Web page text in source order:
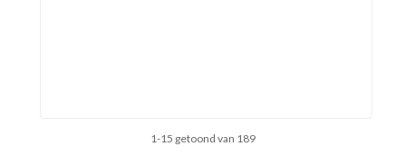
1-15 getoond van 189